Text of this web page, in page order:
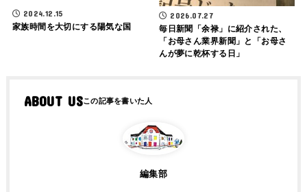
2024.12.15
家族時間を大切にする陽気な国
2026.07.27
毎日新聞「余禄」に紹介された、
「お母さん業界新聞」と「お母さ
んが夢に乾杯する日」
ABOUT US
編集部